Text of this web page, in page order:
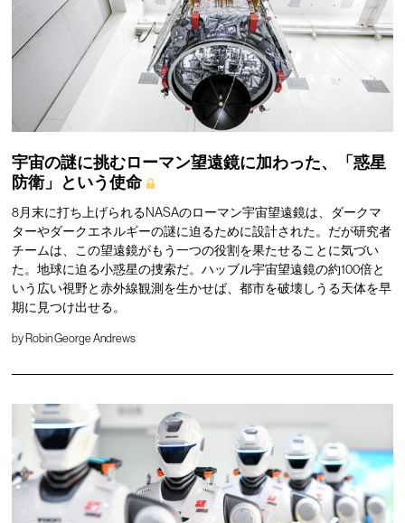
宇宙の謎に挑むローマン望遠鏡に加わった、「惑星
防衛」という使命
8月末に打ち上げられるNASAのローマン宇宙望遠鏡は、ダークマ
ターやダークエネルギーの謎に迫るために設計された。だが研究者
チームは、この望遠鏡がもう一つの役割を果たせることに気づい
た。地球に迫る小惑星の捜索だ。ハッブル宇宙望遠鏡の約100倍と
いう広い視野と赤外線観測を生かせば、都市を破壊しうる天体を早
期に見つけ出せる。
by Robin George Andrews